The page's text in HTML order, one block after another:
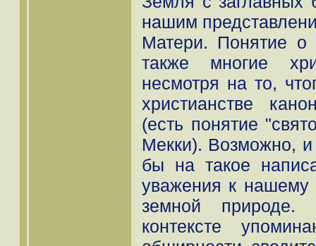
нашим
Матери. Понятие о
также многие
несмотря на то,
христианстве
(есть понятие
Мекки). Возможно,
бы на такое
уважения к нашему
земной
контексте